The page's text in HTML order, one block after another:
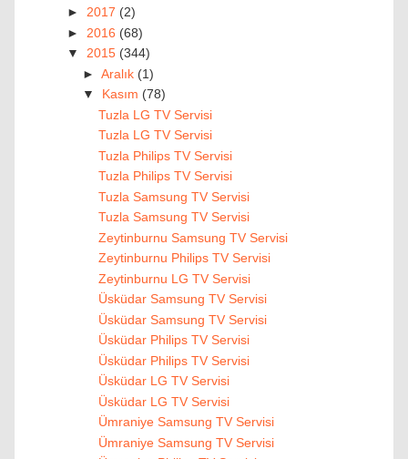
► 2017 (2)
► 2016 (68)
▼ 2015 (344)
► Aralık (1)
▼ Kasım (78)
Tuzla LG TV Servisi
Tuzla LG TV Servisi
Tuzla Philips TV Servisi
Tuzla Philips TV Servisi
Tuzla Samsung TV Servisi
Tuzla Samsung TV Servisi
Zeytinburnu Samsung TV Servisi
Zeytinburnu Philips TV Servisi
Zeytinburnu LG TV Servisi
Üsküdar Samsung TV Servisi
Üsküdar Samsung TV Servisi
Üsküdar Philips TV Servisi
Üsküdar Philips TV Servisi
Üsküdar LG TV Servisi
Üsküdar LG TV Servisi
Ümraniye Samsung TV Servisi
Ümraniye Samsung TV Servisi